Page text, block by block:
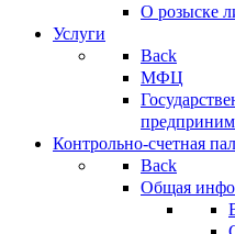
О розыске
Услуги
Back
МФЦ
Контрольно-счетная
Back
Общая